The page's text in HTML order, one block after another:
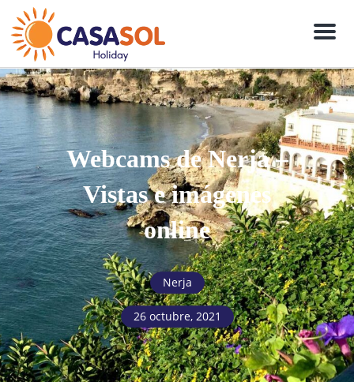
Menu
Webcams de Nerja –
Vistas e imágenes
online
Nerja
26 octubre, 2021